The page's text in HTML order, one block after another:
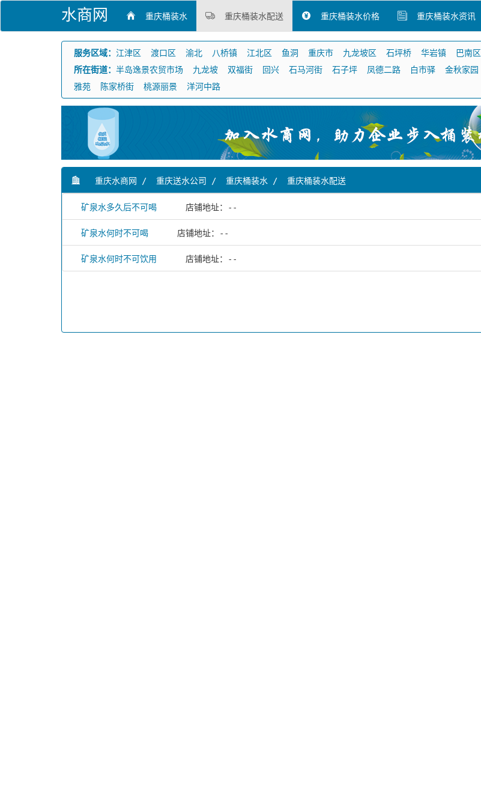
水商网 重庆桶装水 重庆桶装水配送 重庆桶装水价格 重庆桶装水资讯
服务区域： 江津区 渡口区 渝北 八桥镇 江北区 鱼洞 重庆市 九龙坡区 石坪桥 华岩镇 巴南区
所在街道： 半岛逸景农贸市场 九龙坡 双福街 回兴 石马河街 石子坪 凤德二路 白市驿 金秋家园
雅苑
陈家桥街 桃源丽景 洋河中路
重庆水商网 / 重庆送水公司 / 重庆桶装水 / 重庆桶装水配送
矿泉水多久后不可喝 店铺地址：--
矿泉水何时不可喝 店铺地址：--
矿泉水何时不可饮用 店铺地址：--